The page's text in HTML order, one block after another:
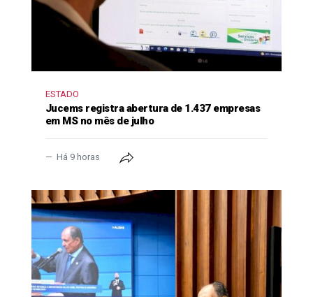
ESTADO
Jucems registra abertura de 1.437 empresas
em MS no mês de julho
Há 9 horas